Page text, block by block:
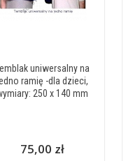
uniwersalny na
ramię -dla dzieci,
250 x 140 mm
75,00 zł